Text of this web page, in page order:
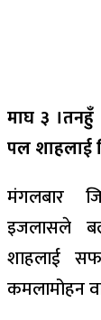
माघ ३ ।तनहुँ
पल शाहलाई
मंगलबार
इजलासले
शाहलाई
कमलामोहन